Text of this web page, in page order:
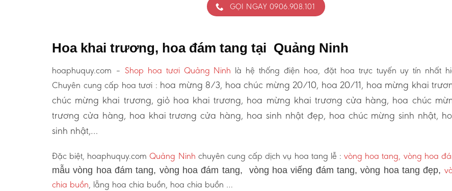
GỌI NGAY 0906.908.101
Hoa khai trương, hoa đám tang tại Quảng Ninh
hoaphuquy.com – Shop hoa tươi Quảng Ninh là hệ thống điện hoa, đặt hoa trực tuyến uy tín nhất
Chuyên cung cấp hoa tươi : hoa mừng 8/3, hoa chúc mừng 20/10, hoa 20/11, hoa mừng khai
chúc mừng khai trương, giỏ hoa khai trương, hoa mừng khai trương cửa hàng, hoa chúc
trương cửa hàng, hoa khai trương cửa hàng, hoa sinh nhật đẹp, hoa chúc mừng sinh nhật,
sinh nhật,…
Đặc biệt, hoaphuquy.com Quảng Ninh chuyên cung cấp dịch vụ hoa tang lễ :vòng hoa tang, vòng hoa
mẫu vòng hoa đám tang, vòng hoa đám tang, vòng hoa viếng đám tang, vòng hoa tang đẹp,
chia buồn, lẵng hoa chia buồn, hoa chia buồn …